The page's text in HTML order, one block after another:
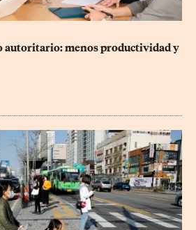
autoritario: menos productividad y